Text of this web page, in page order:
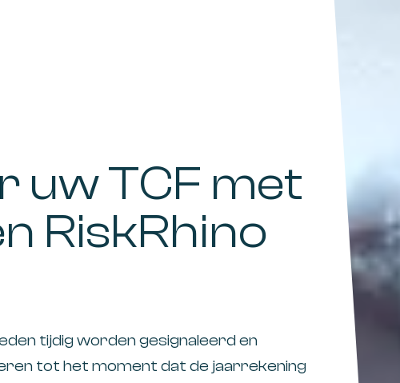
uw TCF met
RiskRhino
tijdig worden gesignaleerd en
tot het moment dat de jaarrekening